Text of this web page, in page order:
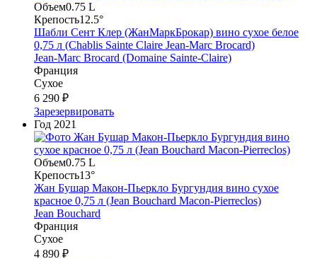
Объем0.75 L
Крепость12.5°
Шабли Сент Клер (ЖанМаркБрокар) вино сухое белое
0,75 л (Chablis Sainte Claire Jean-Marc Brocard)
Jean-Marc Brocard (Domaine Sainte-Claire)
Франция
Сухое
6 290 ₽
Зарезервировать
Год 2021
Объем0.75 L
Крепость13°
Жан Бушар Макон-Пьеркло Бургундия вино сухое
красное 0,75 л (Jean Bouchard Macon-Pierreclos)
Jean Bouchard
Франция
Сухое
4 890 ₽